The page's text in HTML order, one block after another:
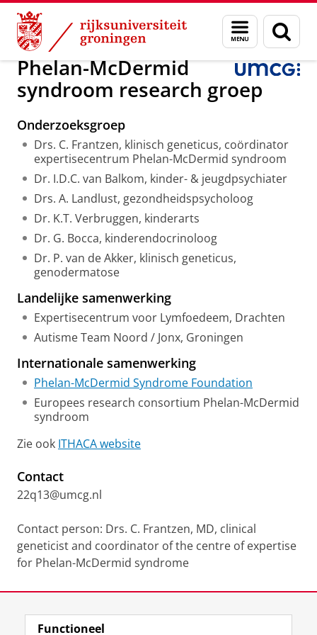
Skip
Content
Skip
Navigation
Menu
en
zoeken
Onderzoek Phelan-McDermid syndroom
Phelan-McDermid
syndroom research groep
Onderzoeksgroep
Drs. C. Frantzen, klinisch geneticus, coördinator
expertisecentrum Phelan-McDermid syndroom
Dr. I.D.C. van Balkom, kinder- & jeugdpsychiater
Drs. A. Landlust, gezondheidspsycholoog
Dr. K.T. Verbruggen, kinderarts
Dr. G. Bocca, kinderendocrinoloog
Dr. P. van de Akker, klinisch geneticus,
genodermatose
Landelijke samenwerking
Expertisecentrum voor Lymfoedeem, Drachten
Autisme Team Noord / Jonx, Groningen
Internationale samenwerking
Phelan-McDermid Syndrome Foundation
Europees research consortium Phelan-McDermid
syndroom
Zie ook ITHACA website
Contact
22q13@umcg.nl
Contact person: Drs. C. Frantzen, MD, clinical
geneticist and coordinator of the centre of expertise
for Phelan-McDermid syndrome
View this page in:English
Functioneel